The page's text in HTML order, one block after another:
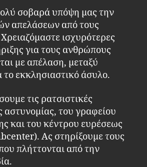
σοβαρά υπόψη μας την
απελάσεων από τους
ισχυρότερες
για τους ανθρώπους
με απέλαση, μεταξύ
το εκκλησιαστικό άσυλο.
τις ρατσιστικές
αστυνομίας, του γραφείου
και του κέντρου ευρέσεως
Ας στηρίξουμε τους
πλήττονται από την